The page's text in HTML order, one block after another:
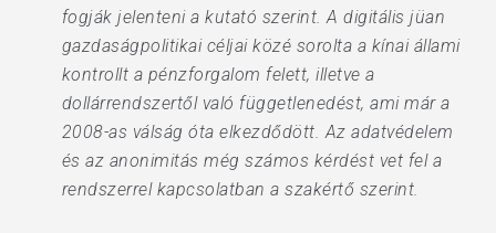
fogják jelenteni a kutató szerint. A digitális jüan
gazdaságpolitikai céljai közé sorolta a kínai állami
kontrollt a pénzforgalom felett, illetve a
dollárrendszertől való függetlenedést, ami már a
2008-as válság óta elkezdődött. Az adatvédelem
és az anonimitás még számos kérdést vet fel a
rendszerrel kapcsolatban a szakértő szerint.